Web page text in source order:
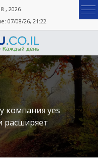
, 2026
07/08/26, 21:22
компания yes
расширяет